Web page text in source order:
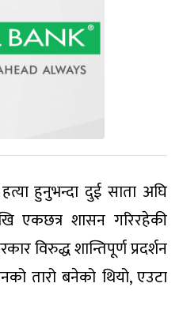
हुनुभन्दा दुई साता अघि
एकछत्र शासन गरिरहेकी
विरुद्ध शान्तिपूर्ण प्रदर्शन
तारो बनेको थियो, एउटा